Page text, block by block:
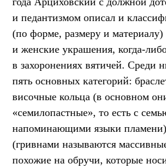
и педантизмом описал и
(по форме, размеру и
и женские украшения, когда-
в захоронениях вятичей. Среди
пять основных категорий:
височные кольца (в основном
«семилопастные», то есть с
напоминающими языки
(гривнами называются
похожие на обручи, которые